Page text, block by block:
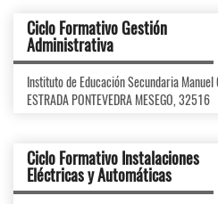
Ciclo Formativo Gestión
Administrativa
Instituto de Educación Secundaria Manuel
ESTRADA PONTEVEDRA MESEGO, 32516
Ciclo Formativo Instalaciones
Eléctricas y Automáticas